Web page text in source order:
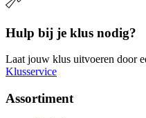
Hulp bij je klus nodig?
Laat jouw klus uitvoeren door
Klusservice
Assortiment